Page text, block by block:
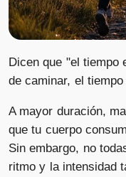
Dicen que "el tiempo
de caminar, el
A mayor duración,
que tu cuerpo
Sin embargo, no
ritmo y la intensidad